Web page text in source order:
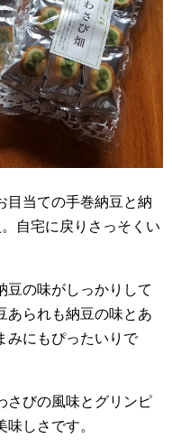
目当ての手巻納豆と納
自宅に戻りさっそくい
豆の味がしっかりして
あられも納豆の味とあ
みにもぴったいりで
さびの風味とグリンピ
しさです。